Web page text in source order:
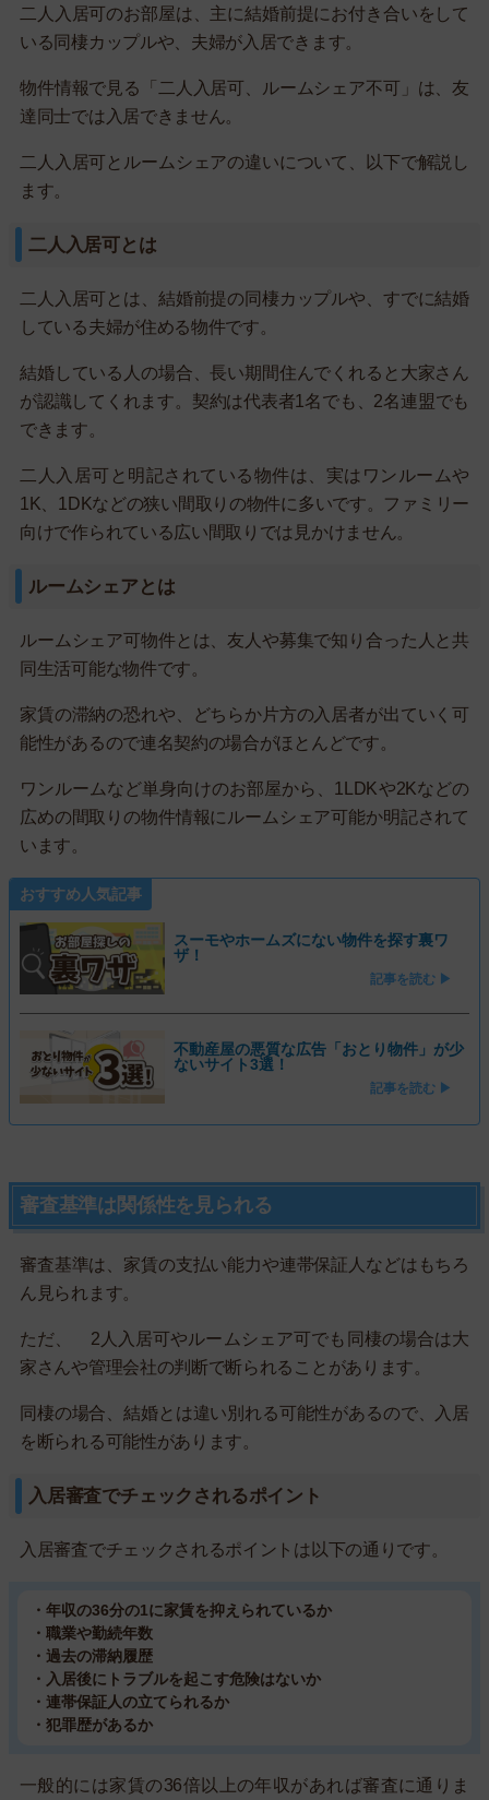
二人入居可のお部屋は、主に結婚前提にお付き合いをして
いる同棲カップルや、夫婦が入居できます。
物件情報で見る「二人入居可、ルームシェア不可」は、友
達同士では入居できません。
二人入居可とルームシェアの違いについて、以下で解説し
ます。
二人入居可とは
二人入居可とは、結婚前提の同棲カップルや、すでに結婚
している夫婦が住める物件です。
結婚している人の場合、長い期間住んでくれると大家さん
が認識してくれます。契約は代表者1名でも、2名連盟でも
できます。
二人入居可と明記されている物件は、実はワンルームや
1K、1DKなどの狭い間取りの物件に多いです。ファミリー
向けで作られている広い間取りでは見かけません。
ルームシェアとは
ルームシェア可物件とは、友人や募集で知り合った人と共
同生活可能な物件です。
家賃の滞納の恐れや、どちらか片方の入居者が出ていく可
能性があるので連名契約の場合がほとんどです。
ワンルームなど単身向けのお部屋から、1LDKや2Kなどの
広めの間取りの物件情報にルームシェア可能か明記されて
います。
おすすめ人気記事
スーモやホームズにない物件を探す裏ワ
ザ！
記事を読む ▶
不動産屋の悪質な広告「おとり物件」が少
ないサイト3選！
記事を読む ▶
審査基準は関係性を見られる
審査基準は、家賃の支払い能力や連帯保証人などはもちろ
ん見られます。
ただ、 2人入居可やルームシェア可でも同棲の場合は大
家さんや管理会社の判断で断られることがあります。
同棲の場合、結婚とは違い別れる可能性があるので、入居
を断られる可能性があります。
入居審査でチェックされるポイント
入居審査でチェックされるポイントは以下の通りです。
・年収の36分の1に家賃を抑えられているか
・職業や勤続年数
・過去の滞納履歴
・入居後にトラブルを起こす危険はないか
・連帯保証人の立てられるか
・犯罪歴があるか
一般的には家賃の36倍以上の年収があれば審査に通りま